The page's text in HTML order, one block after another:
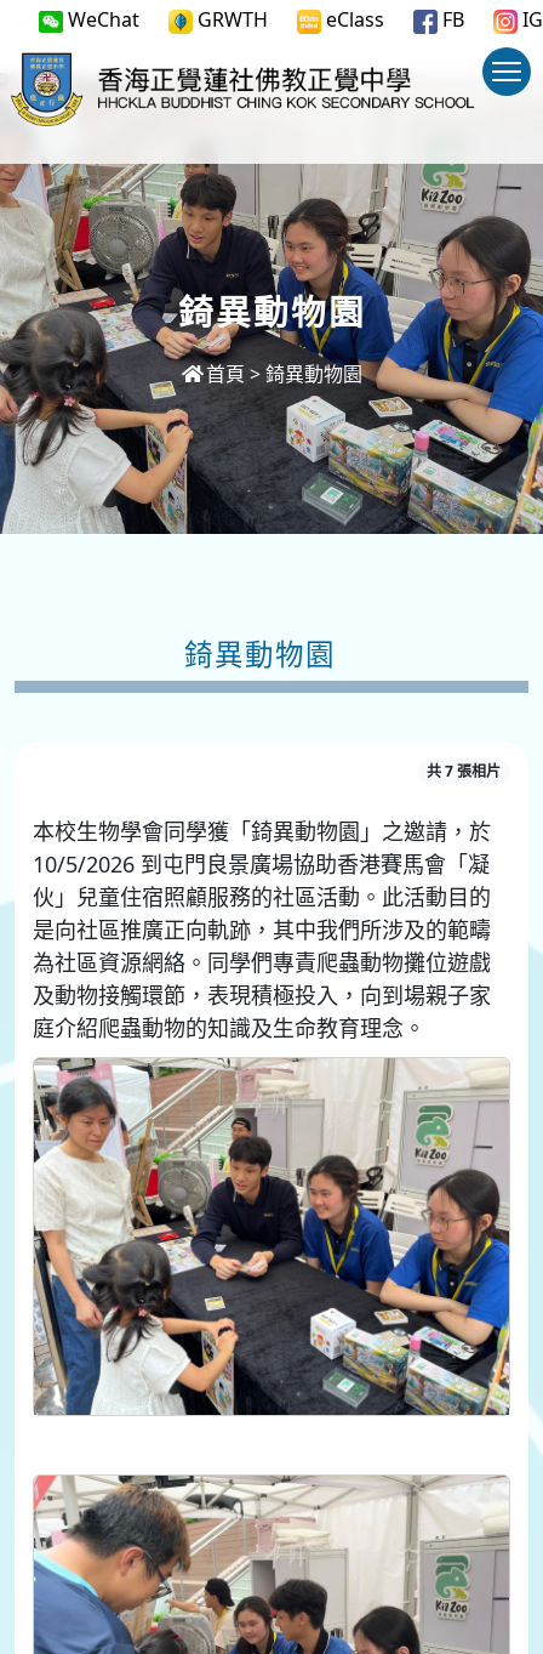
WeChat GRWTH eClass FB IG
錡異動物園
首頁 > 錡異動物園
錡異動物園
共 7 張相片
本校生物學會同學獲「錡異動物園」之邀請，於
10/5/2026 到屯門良景廣場協助香港賽馬會「凝
伙」兒童住宿照顧服務的社區活動。此活動目的
是向社區推廣正向軌跡，其中我們所涉及的範疇
為社區資源網絡。同學們專責爬蟲動物攤位遊戲
及動物接觸環節，表現積極投入，向到場親子家
庭介紹爬蟲動物的知識及生命教育理念。